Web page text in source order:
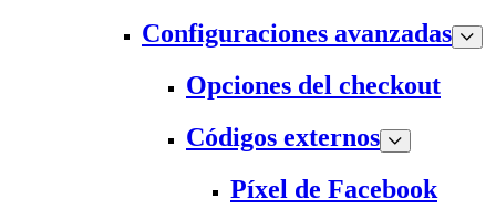
Configuraciones avanzadas
Opciones del checkout
Códigos externos
Píxel de Facebook